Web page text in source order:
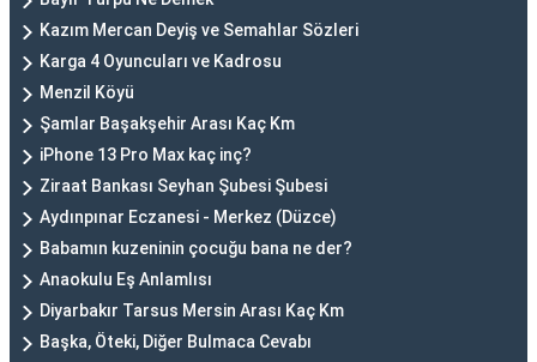
Kazım Mercan Deyiş ve Semahlar Sözleri
Karga 4 Oyuncuları ve Kadrosu
Menzil Köyü
Şamlar Başakşehir Arası Kaç Km
iPhone 13 Pro Max kaç inç?
Ziraat Bankası Seyhan Şubesi Şubesi
Aydınpınar Eczanesi - Merkez (Düzce)
Babamın kuzeninin çocuğu bana ne der?
Anaokulu Eş Anlamlısı
Diyarbakır Tarsus Mersin Arası Kaç Km
Başka, Öteki, Diğer Bulmaca Cevabı